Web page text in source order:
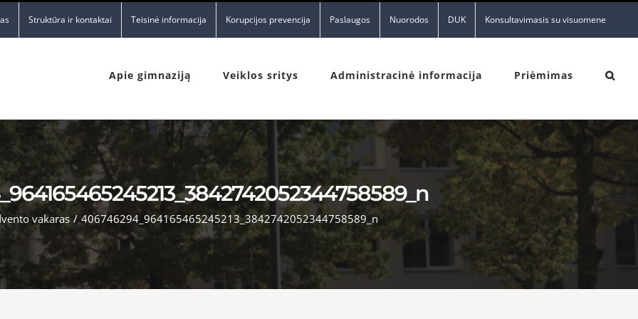
Struktūra ir kontaktai Teisinė informacija Korupcijos prevencija Paslaugos Nuorodos DUK Konsultavimasis su visuomene
Apie gimnaziją Veiklos sritys Administracinė informacija Priėmimas
vakaras / 406746294_964165465245213_3842742052344758589_n